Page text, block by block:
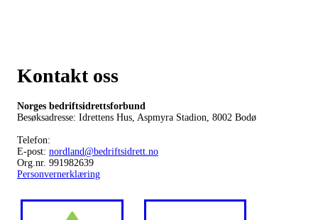
Kontakt oss
Norges bedriftsidrettsforbund
Besøksadresse: Idrettens Hus, Aspmyra Stadion, 8002 Bodø
Telefon:
E-post: nordland@bedriftsidrett.no
Org.nr. 991982639
Personvernerklæring